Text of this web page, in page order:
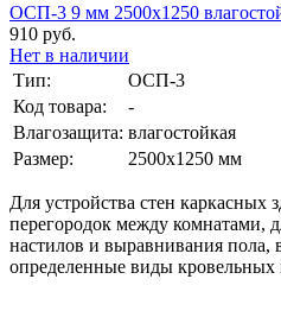
ОСП-3 9 мм 2500х1250
910 руб.
Нет в наличии
Тип:
ОСП-3
Код товара:
-
Влагозащита: влагостойкая
Размер:
2500х1250 мм
Для устройства стен каркасных
перегородок между комнатами,
настилов и выравнивания пола,
определенные виды кровельных